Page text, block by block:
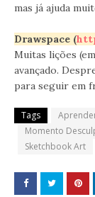
mas já ajuda
Drawspace (
Muitas lições
avançado.
para seguir em
Tags
Momento
Sketchbook Art